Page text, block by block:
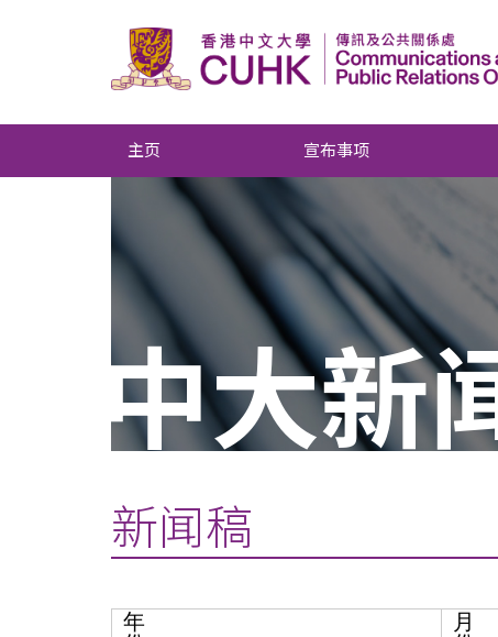
主页 宣布事项
中大新
新闻稿
年
月